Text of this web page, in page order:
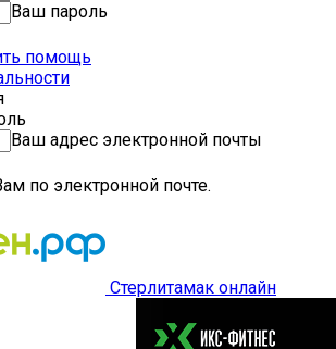
Ваш пароль
помощь
Ваш адрес электронной почты
по электронной почте.
Стерлитамак онлайн